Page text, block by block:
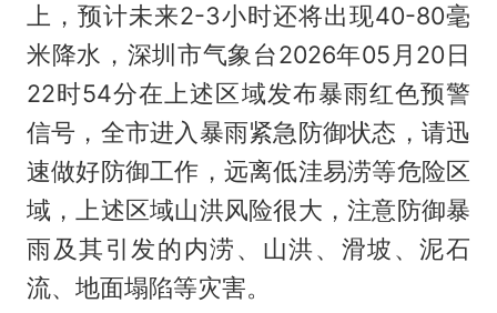
上，预计未来2-3小时还将出现40-80毫
米降水，深圳市气象台2026年05月20日
22时54分在上述区域发布暴雨红色预警
信号，全市进入暴雨紧急防御状态，请迅
速做好防御工作，远离低洼易涝等危险区
域，上述区域山洪风险很大，注意防御暴
雨及其引发的内涝、山洪、滑坡、泥石
流、地面塌陷等灾害。